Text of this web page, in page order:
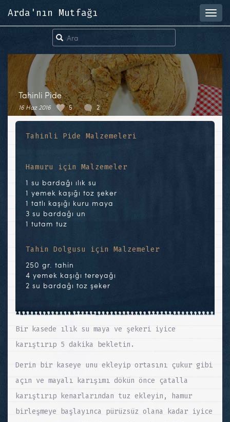
Arda'nın Mutfağı
Tahinli Pide
16 Haz 2016 5 2
Tahinli Pide Malzemeleri
Hamuru için Malzemeler
1 su bardağı ılık su
1 yemek kaşığı toz şeker
1 tatlı kaşığı kuru maya
3 su bardağı un
1 tutam tuz
Tahin Dolgusu için Malzemeler
250 gr. tahin
4 yemek kaşığı tereyağı
2 su bardağı toz şeker
Bir kasede ılık su maya ve şekeri iyice
karıştırıp 5 dakika bekletin.
Derin bir kaseye unu ekleyip ortasını çukur gibi
açın ve mayalı karışımı dökün önce çatalla
karıştırıp kenarlarından tuz ekleyin, hamur
birleşmeye başlayınca pürüzsüz olana kadar iyice